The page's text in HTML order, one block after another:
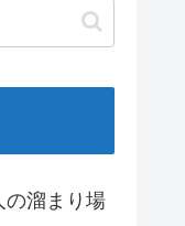
の溜まり場